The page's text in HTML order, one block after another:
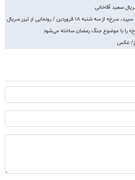
سعید آقاخانی
۱۸ فروردین / رونمایی از تیزر سریال
را با موضوع جنگ رمضان ساخته می‌شود
عکس